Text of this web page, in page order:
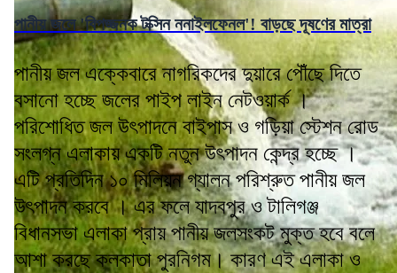
পানীয় জলে 'বিপজ্জনক টক্সিন ননাইলফেনল'! বাড়ছে দূষণের মাত্রা
পানীয় জল এক্কেবারে নাগরিকদের দুয়ারে পৌঁছে দিতে
বসানো হচ্ছে জলের পাইপ লাইন নেটওয়ার্ক ।
পরিশোধিত জল উৎপাদনে বাইপাস ও গড়িয়া স্টেশন রোড
সংলগ্ন এলাকায় একটি নতুন উৎপাদন কেন্দ্র হচ্ছে ।
এটি প্রতিদিন ১০ মিলিয়ন গ্যালন পরিশ্রুত পানীয় জল
উৎপাদন করবে । এর ফলে যাদবপুর ও টালিগঞ্জ
বিধানসভা এলাকা প্রায় পানীয় জলসংকট মুক্ত হবে বলে
আশা করছে কলকাতা পুরনিগম। কারণ এই এলাকা ও